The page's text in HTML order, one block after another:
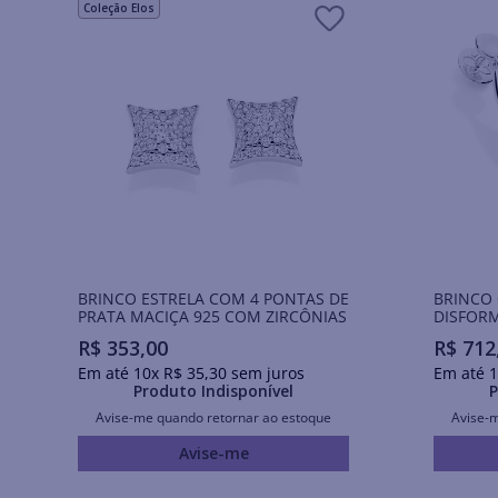
Coleção Elos
BRINCO ESTRELA COM 4 PONTAS DE
PRATA MACIÇA 925 COM ZIRCÔNIAS
R$ 353,00
Em até 10x R$ 35,30 sem juros
Produto Indisponível
Avise-me quando retornar ao estoque
Avise-me
BRINCO
R$ 712
Em até
Avise-